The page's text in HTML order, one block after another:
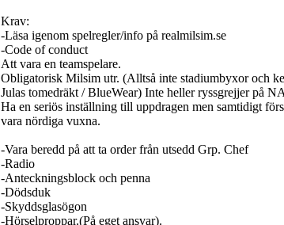
Krav:
-Läsa igenom spelregler/info på realmilsim.se
-Code of conduct
Att vara en teamspelare.
Obligatorisk Milsim utr. (Alltså inte stadiumbyxor och
Julas tomedräkt / BlueWear) Inte heller ryssgrejjer på
Ha en seriös inställning till uppdragen men samtidigt
vara nördiga vuxna.
-Vara beredd på att ta order från utsedd Grp. Chef
-Radio
-Anteckningsblock och penna
-Dödsduk
-Skyddsglasögon
-Hörselproppar.(På eget ansvar).